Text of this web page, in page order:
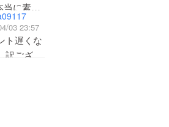
当に素晴
！正直に
たのアイ
味を持
03 23:57
ト遅くな
訳ござい